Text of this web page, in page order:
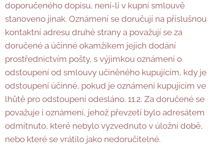
doporučeného dopisu, není-li v kupní smlouvě
stanoveno jinak. Oznámení se doručují na příslušnou
kontaktní adresu druhé strany a považují se za
doručené a účinné okamžikem jejich dodání
prostřednictvím pošty, s výjimkou oznámení o
odstoupení od smlouvy učiněného kupujícím, kdy je
odstoupení účinné, pokud je oznámení kupujícím ve
lhůtě pro odstoupení odesláno. 11.2. Za doručené se
považuje i oznámení, jehož převzetí bylo adresátem
odmítnuto, které nebylo vyzvednuto v úložní době,
nebo které se vrátilo jako nedoručitelné.